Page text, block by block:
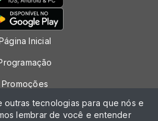
Inicial
Promoções
Locutores
outras tecnologias para que nós e
lembrar de você e entender